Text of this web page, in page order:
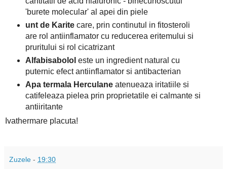
'burete molecular' al apei din piele
unt de Karitecare, prin continutul in fitosteroli
are rol antiinflamator cu reducerea eritemului si
pruritului si rol cicatrizant
Alfabisabolol este un ingredient natural cu
puternic efect antiinflamator si antibacterian
Apa termala Herculaneatenueaza iritatiile si
catifeleaza pielea prin proprietatile ei calmante si
antiiritante
Ivathermare placuta!
Zuzele - 19:30